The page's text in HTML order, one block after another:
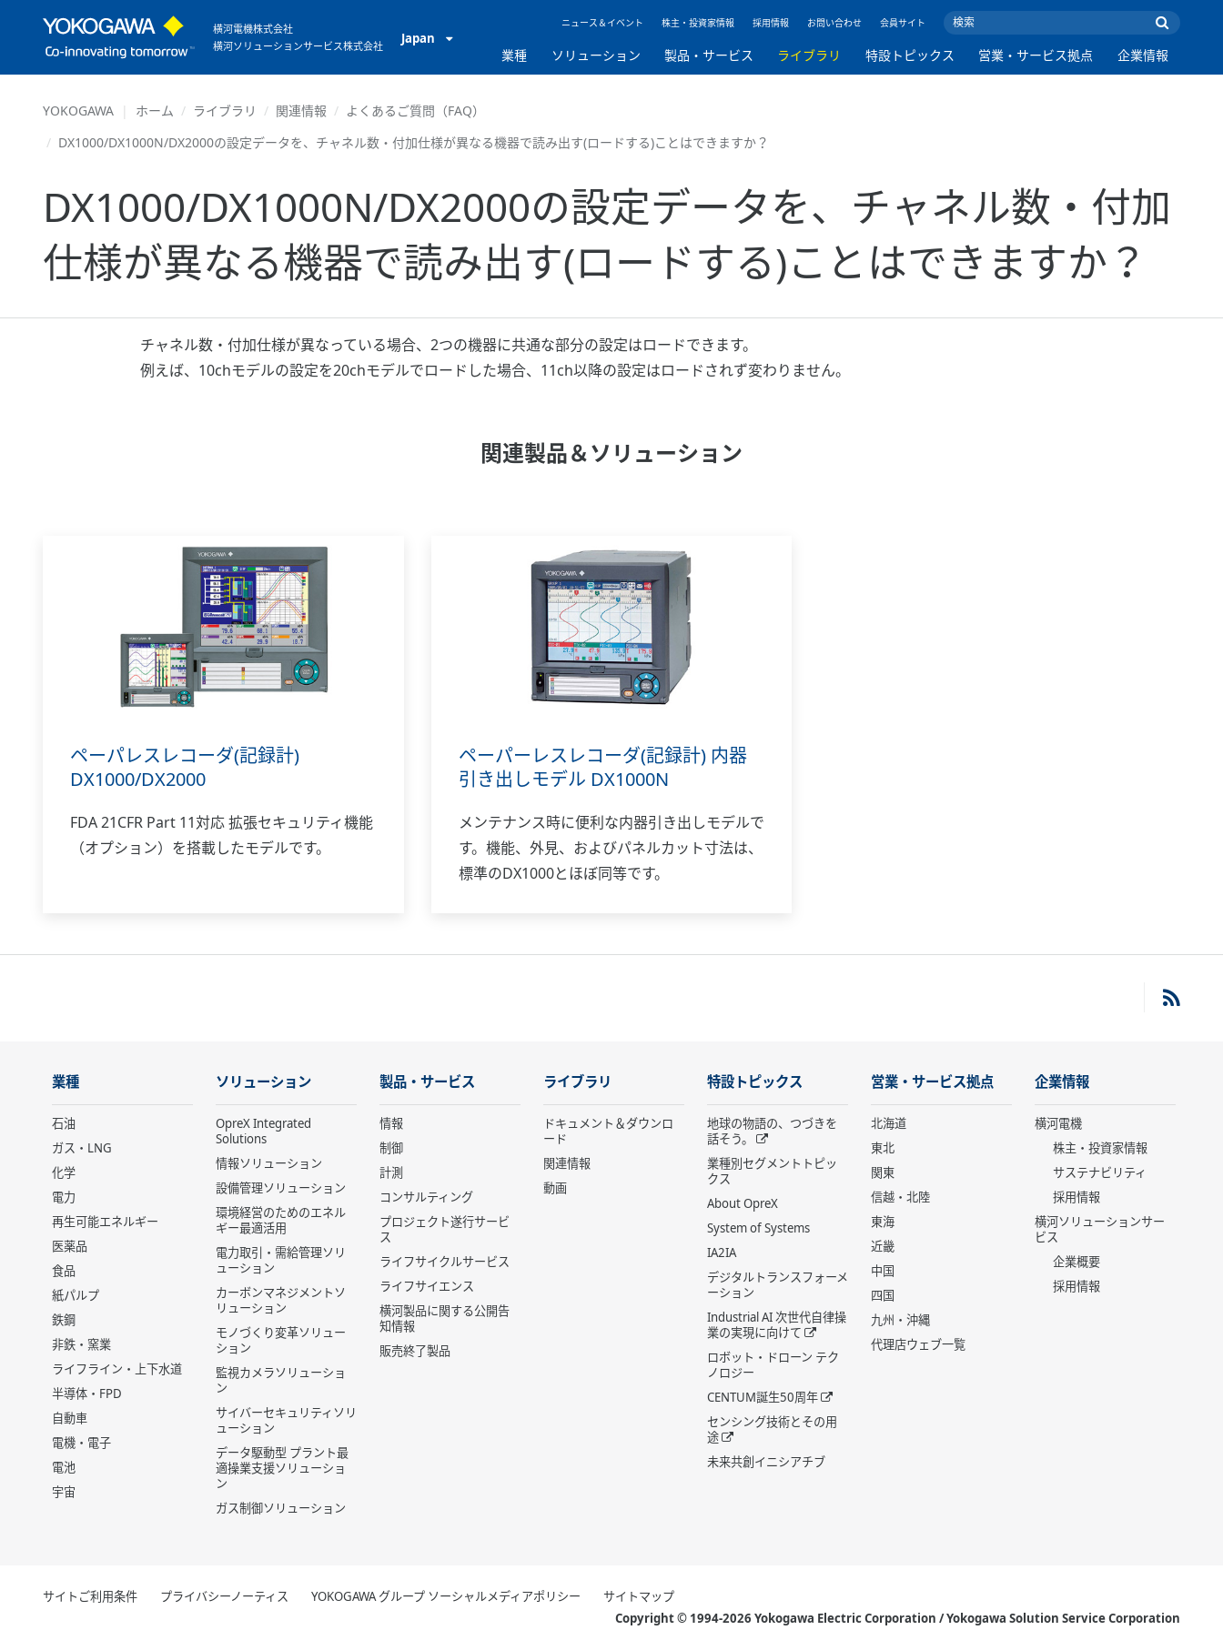
横河電機株式会社
横河ソリューションサービス株式会社
Japan
ニュース＆イベント 株主・投資家情報 採用情報 お問い合わせ 会員サイト
業種 ソリューション 製品・サービス ライブラリ 特設トピックス 営業・サービス拠点 企業情報
YOKOGAWA ホーム ライブラリ 関連情報
よくあるご質問（FAQ）
DX1000/DX1000N/DX2000の設定データを、チャネル数・付加仕様が異なる機器で読み出す(ロードする)ことはできますか？
DX1000/DX1000N/DX2000の設定データを、チャネル数・付加
仕様が異なる機器で読み出す(ロードする)ことはできますか？
チャネル数・付加仕様が異なっている場合、2つの機器に共通な部分の設定はロードできます。
例えば、10chモデルの設定を20chモデルでロードした場合、11ch以降の設定はロードされず変わりません。
関連製品＆ソリューション
ペーパレスレコーダ(記録計)
DX1000/DX2000
FDA 21CFR Part 11対応 拡張セキュリティ機能
（オプション）を搭載したモデルです。
ペーパーレスレコーダ(記録計) 内器
引き出しモデル DX1000N
メンテナンス時に便利な内器引き出しモデルで
す。機能、外見、およびパネルカット寸法は、
標準のDX1000とほぼ同等です。
業種
石油
ガス・LNG
化学
電力
再生可能エネルギー
医薬品
食品
紙パルプ
鉄鋼
非鉄・窯業
ライフライン・上下水道
半導体・FPD
自動車
電機・電子
電池
宇宙
ソリューション
OpreX Integrated
Solutions
情報ソリューション
設備管理ソリューション
環境経営のためのエネル
ギー最適活用
電力取引・需給管理ソリ
ューション
カーボンマネジメントソ
リューション
モノづくり変革ソリュー
ション
監視カメラソリューショ
ン
サイバーセキュリティソリ
ューション
データ駆動型 プラント最
適操業支援ソリューショ
ン
ガス制御ソリューション
製品・サービス
情報
制御
計測
コンサルティング
プロジェクト遂行サービ
ス
ライフサイクルサービス
ライフサイエンス
横河製品に関する公開告
知情報
販売終了製品
ライブラリ
ドキュメント＆ダウンロ
ード
関連情報
動画
特設トピックス
地球の物語の、つづきを
話そう。
業種別セグメントトピッ
クス
About OpreX
System of Systems
IA2IA
デジタルトランスフォーメ
ーション
Industrial AI 次世代自律操
業の実現に向けて
ロボット・ドローン テク
ノロジー
CENTUM誕生50周年
センシング技術とその用
途
未来共創イニシアチブ
営業・サービス拠点
北海道
東北
関東
信越・北陸
東海
近畿
中国
四国
九州・沖縄
代理店ウェブ一覧
企業情報
横河電機
株主・投資家情報
サステナビリティ
採用情報
横河ソリューションサー
ビス
企業概要
採用情報
サイトご利用条件 プライバシーノーティス YOKOGAWA グループ ソーシャルメディアポリシー
サイトマップ
Copyright © 1994-2026 Yokogawa Electric Corporation / Yokogawa Solution Service Corporation